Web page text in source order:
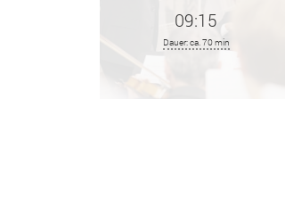
09:15
Dauer: ca. 70 min